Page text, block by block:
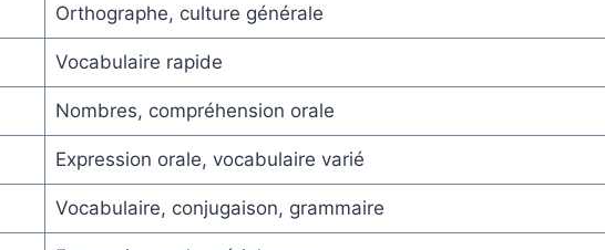
Orthographe, culture générale
Vocabulaire rapide
Nombres, compréhension orale
Expression orale, vocabulaire varié
Vocabulaire, conjugaison, grammaire